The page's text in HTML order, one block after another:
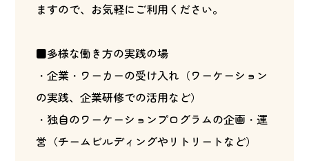
ますので、お気軽にご利用ください。
■多様な働き方の実践の場
・企業・ワーカーの受け入れ（ワーケーション
の実践、企業研修での活用など）
・独自のワーケーションプログラムの企画・運
営（チームビルディングやリトリートなど）